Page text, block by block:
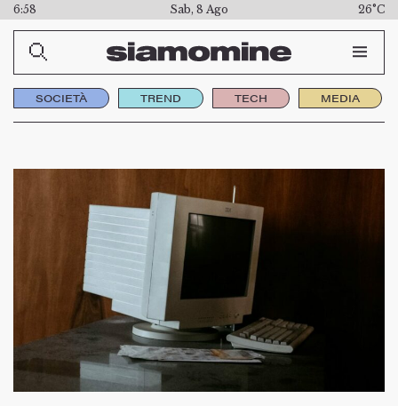
6:58 Sab, 8 Ago 26°C
SOCIETÀ TREND TECH MEDIA